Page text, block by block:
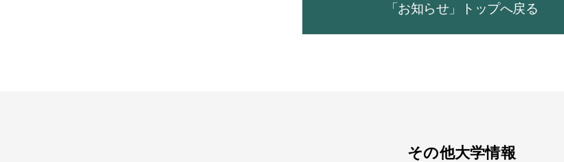
「お知らせ」トップへ戻る
その他大学情報